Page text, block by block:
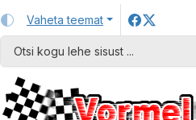
Vaheta teemat